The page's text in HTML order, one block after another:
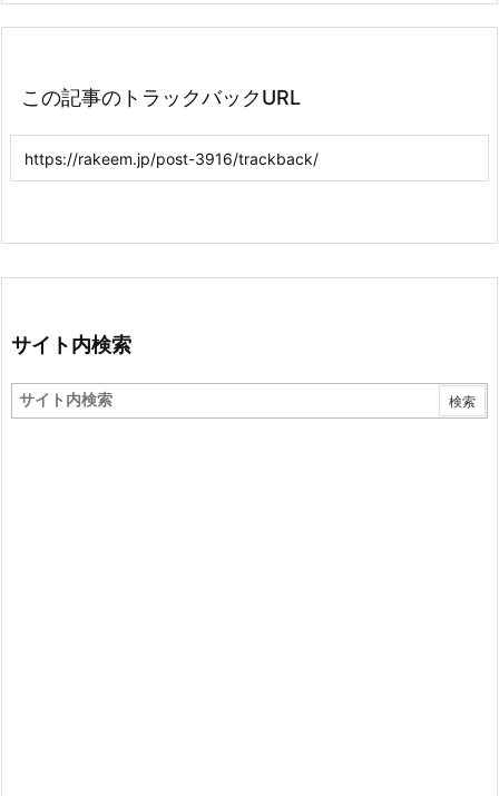
この記事のトラックバックURL
サイト内検索